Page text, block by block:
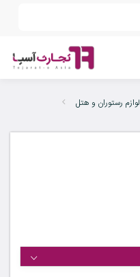
لوازم رستوران و هتل